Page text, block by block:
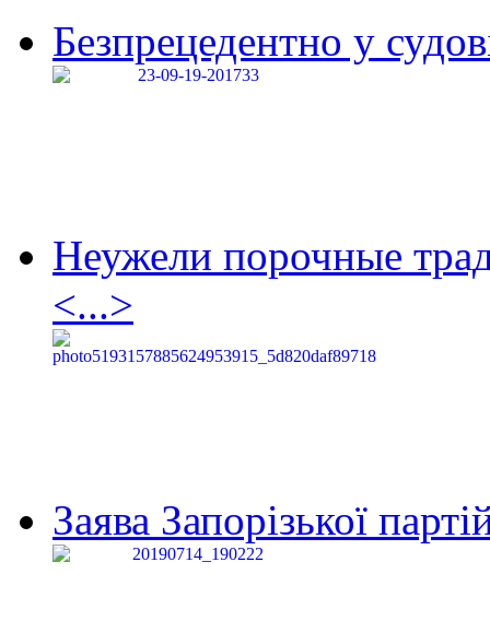
Безпрецедентно у
Неужели порочные
<...>
Заява Запорізької